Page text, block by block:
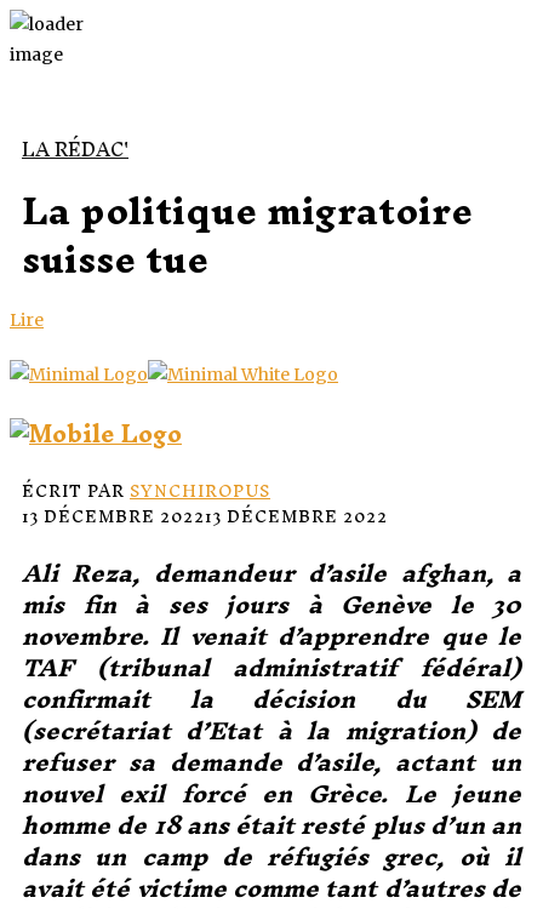
LA RÉDAC'
La politique migratoire
suisse tue
Lire
ÉCRIT PARSYNCHIROPUS
13 DÉCEMBRE 202213 DÉCEMBRE 2022
Ali Reza, demandeur d’asile afghan, a
mis fin à ses jours à Genève le 30
novembre. Il venait d’apprendre que le
TAF (tribunal administratif fédéral)
confirmait la décision du SEM
(secrétariat d’Etat à la migration) de
refuser sa demande d’asile, actant un
nouvel exil forcé en Grèce. Le jeune
homme de 18 ans était resté plus d’un an
dans un camp de réfugiés grec, où il
avait été victime comme tant d’autres de